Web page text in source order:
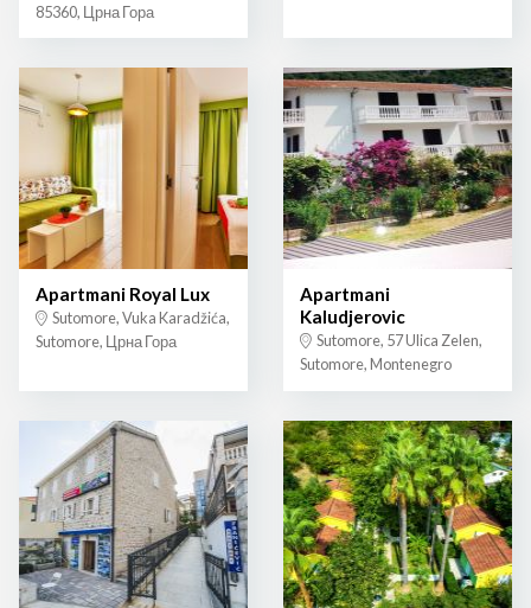
85360, Црна Гора
Apartmani Royal Lux
Sutomore, Vuka Karadžića,
Sutomore, Црна Гора
Apartmani
Kaludjerovic
Sutomore, 57 Ulica Zelen,
Sutomore, Montenegro